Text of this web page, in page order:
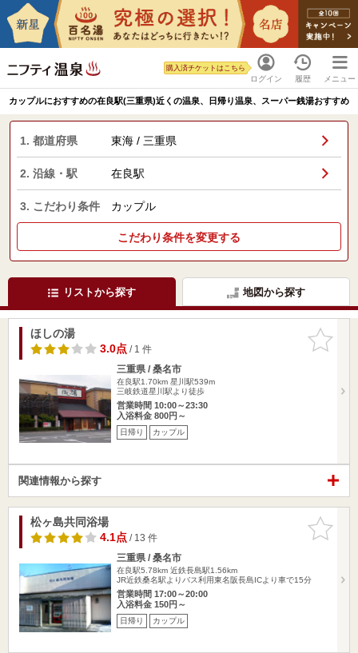
ログイン
購入済チケットはこちら
履歴 メニュー
カップルにおすすめの在良駅(三重県)近くの温泉、日帰り温泉、スーパー銭湯おすすめ
1. 都道府県 東海 / 三重県
2. 沿線・駅 在良駅
3. こだわり条件 カップル
こだわり条件を変更する
リストから探す 地図から探す
お気に入
りに追加
ほしの湯
3.0点/ 1 件
三重県 / 桑名市
在良駅1.70km 星川駅539m
三岐鉄道星川駅より徒歩
営業時間 10:00～23:30
入浴料金 800円～
日帰り カップル
関連情報から探す
お気に入
りに追加
松ヶ島共同浴場
4.1点/ 13 件
三重県 / 桑名市
在良駅5.78km 近鉄長島駅1.56km
JR近鉄桑名駅よりバス利用東名阪長島ICより車で15分
営業時間 17:00～20:00
入浴料金 150円～
日帰り カップル